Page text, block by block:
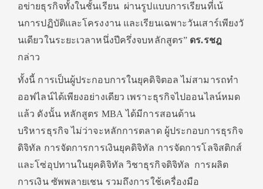
อข่ายธุรกิจทั้งในชั้นเรียน ผ่านรูปแบบการเรียนที่เน้
นการปฏิบัติและโครงงาน และเรียนเฉพาะวันเสาร์เพียงวั
นเดียวในระยะเวลาหนึ่งปีครึ่งจบหลักสูตร” ดร.รชฎ
กล่าว
ทั้งนี้ การเป็นผู้ประกอบการในยุคดิจิตอล ไม่สามารถทำ
ออฟไลน์ได้เพียงอย่างเดียว เพราะธุรกิจไปออนไลน์หมด
แล้ว ดังนั้น หลักสูตร MBAได้มีการสอนด้าน
บริหารธุรกิจ ไม่ว่าจะหลักการตลาด ผู้ประกอบการธุรกิจ
ดิจิทัล การจัดการการเงินยุคดิจิทัล การจัดการโลจิสติกส์
และโซ่อุปทานในยุคดิจิทัล วิชาธุรกิจดิจิทัล การผลิต
การเงิน ซัพพลายเชน รวมถึงการใช้เครื่องมือ